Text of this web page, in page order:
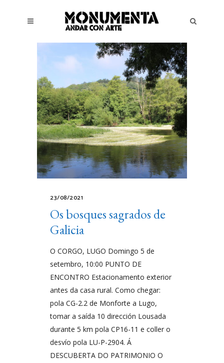
23/08/2021
Os bosques sagrados de
Galicia
O CORGO, LUGO Domingo 5 de
setembro, 10:00 PUNTO DE
ENCONTRO Estacionamento exterior
antes da casa rural. Como chegar:
pola CG-2.2 de Monforte a Lugo,
tomar a saída 10 dirección Lousada
durante 5 km pola CP16-11 e coller o
desvío pola LU-P-2904. Á
DESCUBERTA DO PATRIMONIO O